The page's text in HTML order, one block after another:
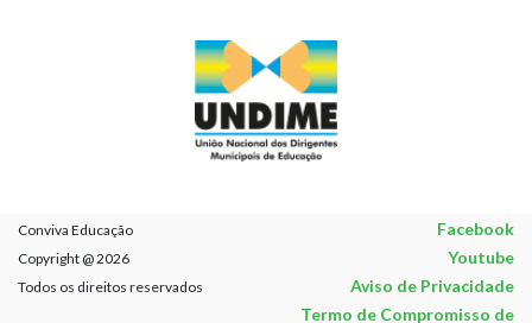
Conviva Educação Facebook
Copyright @ 2026 Youtube
Todos os direitos reservados
Aviso de Privacidade
Termo de Compromisso de